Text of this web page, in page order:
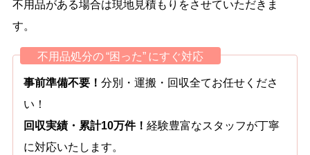
不用品がある場合は現地見積もりをさせていただきま
す。
不用品処分の “困った” にすぐ対応
事前準備不要！分別・運搬・回収全てお任せくださ
い！
回収実績・累計10万件！経験豊富なスタッフが丁寧
に対応いたします。